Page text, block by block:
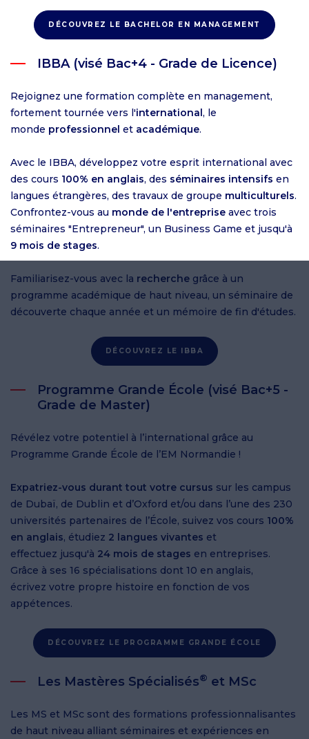
DÉCOUVREZ LE BACHELOR EN MANAGEMENT
IBBA (visé Bac+4 - Grade de Licence)
Rejoignez une formation complète en management,
fortement tournée vers l'international, le
monde professionnel et académique.
Avec le IBBA, développez votre esprit international avec
des cours 100% en anglais, des séminaires intensifs en
langues étrangères, des travaux de groupe multiculturels.
Confrontez-vous au monde de l'entreprise avec trois
séminaires "Entrepreneur", un Business Game et jusqu'à
9 mois de stages.
Familiarisez-vous avec la recherche grâce à un
programme académique de haut niveau, un séminaire de
découverte chaque année et un mémoire de fin d'études.
DÉCOUVREZ LE IBBA
Programme Grande École (visé Bac+5 -
Grade de Master)
Révélez votre potentiel à l’international grâce au
Programme Grande École de l’EM Normandie !
Expatriez-vous durant tout votre cursus sur les campus
de Dubaï, de Dublin et d’Oxford et/ou dans l’une des 230
universités partenaires de l’École, suivez vos cours 100%
en anglais, étudiez 2 langues vivantes et
effectuez jusqu'à 24 mois de stages en entreprises.
Grâce à ses 16 spécialisations dont 10 en anglais,
écrivez votre propre histoire en fonction de vos
appétences.
DÉCOUVREZ LE PROGRAMME GRANDE ÉCOLE
Les Mastères Spécialisés® et MSc
Les MS et MSc sont des formations professionnalisantes
de haut niveau alliant séminaires et expériences en